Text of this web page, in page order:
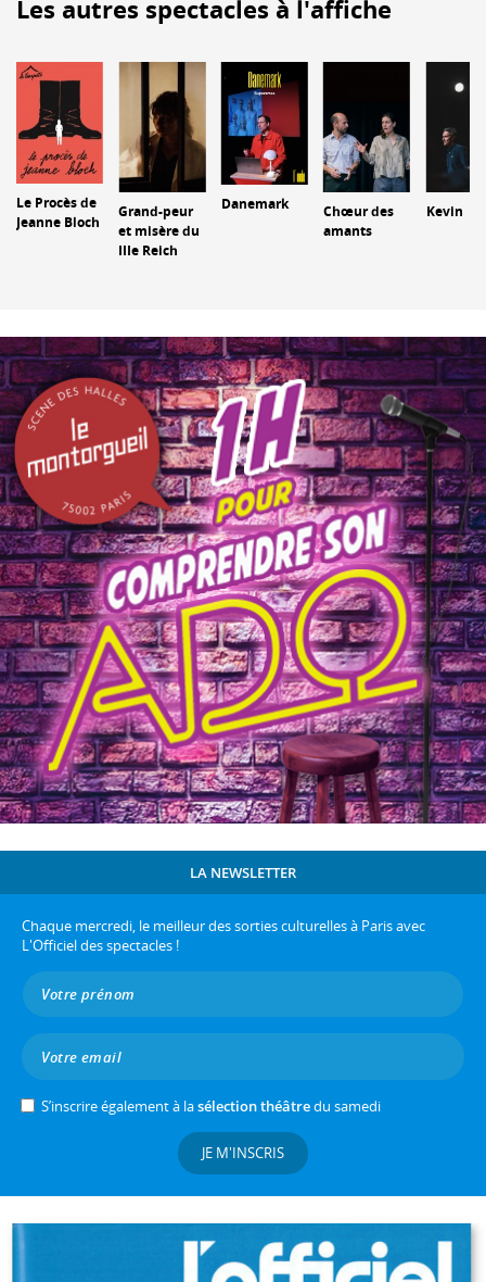
Les autres spectacles à l'affiche
Le Procès de
Jeanne Bloch
Grand-peur
et misère du
IIIe Reich
Danemark
Chœur des
amants
Kevin
LA NEWSLETTER
Chaque mercredi, le meilleur des sorties culturelles à Paris avec
L'Officiel des spectacles !
S’inscrire également à lasélection théâtredu samedi
JE M'INSCRIS